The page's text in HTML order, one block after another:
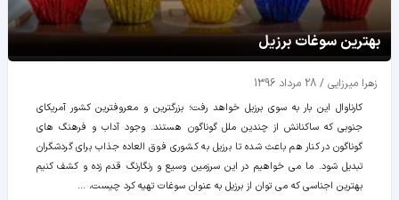
بهترین سوغات برزیل
زهرا میرزایی / 28 مرداد 1396
کارناوال این بار به سوی برزیل خواهد رفت؛ بزرگترین و معروفترین کشور آمریکای
جنوبی که ساکنانش از چندین ملل گوناگون هستند. وجود آداب و فرهنگ های
گوناگون در کنار هم باعث شده تا برزیل به کشوری فوق العاده جذاب برای گردشگران
تبدیل شود. ما می خواهیم در این سرزمین وسیع و رنگارنگ قدم زده و کشف کنیم
بهترین اجناسی که می توان از برزیل به عنوان سوغات تهیه کرد چیست، ...